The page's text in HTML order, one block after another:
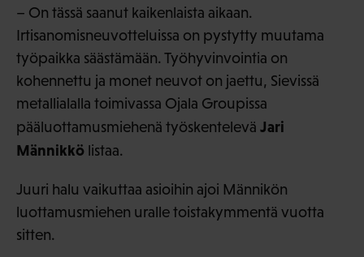
– On tässä saanut kaikenlaista aikaan.
Irtisanomisneuvotteluissa on pystytty muutama
työpaikka säästämään. Työhyvinvointia on
kohennettu ja monet neuvot on jaettu, Sievissä
metallialalla toimivassa Ojala Groupissa
pääluottamusmiehenä työskentelevä Jari
Männikkö listaa.
Juuri halu vaikuttaa asioihin ajoi Männikön
luottamusmiehen uralle toistakymmentä vuotta
sitten.